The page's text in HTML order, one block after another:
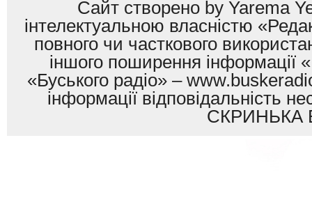
Сайт створено by Yarema
інтелектуальною власністю
повного чи часткового
іншого поширення інформації
«Буського радіо» –
інформації
СКРИНЬКА